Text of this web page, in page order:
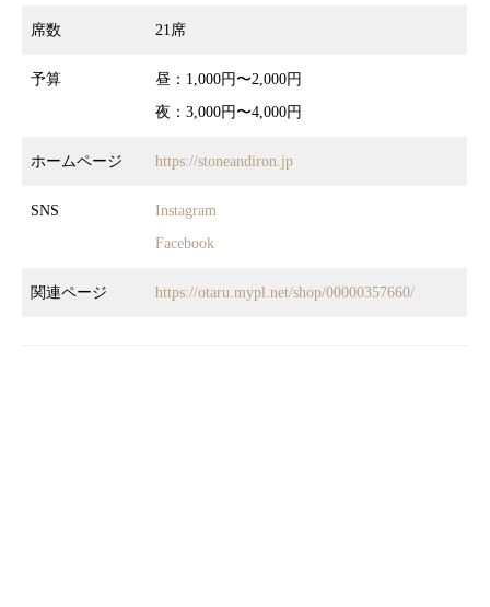
席数 21席
予算
昼：1,000円〜2,000円
夜：3,000円〜4,000円
ホームページ https://stoneandiron.jp
SNS
Instagram
Facebook
関連ページ https://otaru.mypl.net/shop/00000357660/